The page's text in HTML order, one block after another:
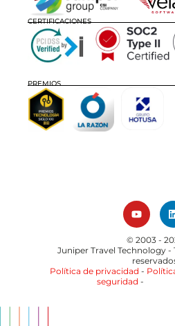
CERTIFICACIONES
PREMIOS
© 2003 -
Juniper Travel Technology-
Política de privacidad -
seguridad -